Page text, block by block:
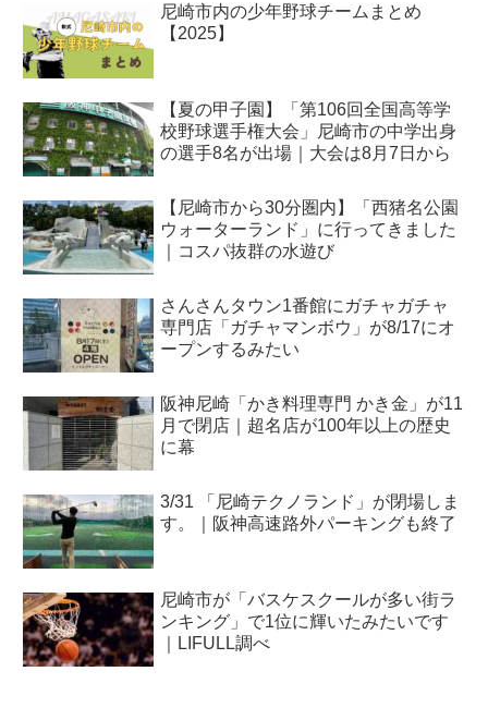
尼崎市内の少年野球チームまとめ
【2025】
【夏の甲子園】「第106回全国高等学
校野球選手権大会」尼崎市の中学出身
の選手8名が出場｜大会は8月7日から
【尼崎市から30分圏内】「西猪名公園
ウォーターランド」に行ってきました
｜コスパ抜群の水遊び
さんさんタウン1番館にガチャガチャ
専門店「ガチャマンボウ」が8/17にオ
ープンするみたい
阪神尼崎「かき料理専門 かき金」が11
月で閉店｜超名店が100年以上の歴史
に幕
3/31 「尼崎テクノランド」が閉場しま
す。｜阪神高速路外パーキングも終了
尼崎市が「バスケスクールが多い街ラ
ンキング」で1位に輝いたみたいです
｜LIFULL調べ